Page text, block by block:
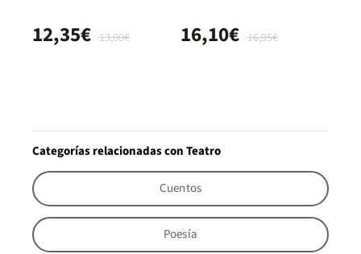
13,00€
12,35€ 16,95€
16,10€
Categorías relacionadas con Teatro
Cuentos
Poesía